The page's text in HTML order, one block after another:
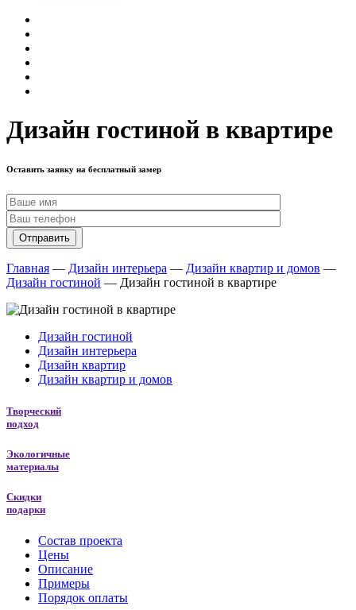
Дизайн гостиной в квартире
Оставить заявку на бесплатный замер
Главная ― Дизайн интерьера ― Дизайн квартир и домов ―
Дизайн гостиной ― Дизайн гостиной в квартире
Дизайн гостиной
Дизайн интерьера
Дизайн квартир
Дизайн квартир и домов
Творческий
подход
Экологичные
материалы
Скидки
подарки
Состав проекта
Цены
Описание
Примеры
Порядок оплаты